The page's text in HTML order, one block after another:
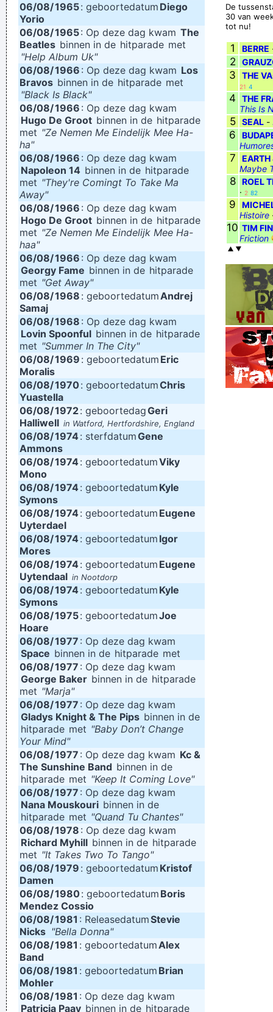
06/08/1965: geboortedatum Diego
Yorio
06/08/1965: Op deze dag kwam The
Beatles binnen in de hitparade met
"Help Album Uk"
06/08/1966 : Op deze dag kwam Los
Bravos binnen in de hitparade met
"Black Is Black"
06/08/1966 : Op deze dag kwam
Hugo De Groot binnen in de hitparade
met "Ze Nemen Me Eindelijk Mee Ha-
ha"
06/08/1966 : Op deze dag kwam
Napoleon 14 binnen in de hitparade
met "They're Comingt To Take Ma
Away"
06/08/1966 : Op deze dag kwam
Hogo De Groot binnen in de hitparade
met "Ze Nemen Me Eindelijk Mee Ha-
haa"
06/08/1966 : Op deze dag kwam
Georgy Fame binnen in de hitparade
met "Get Away"
06/08/1968 : geboortedatumAndrej
Samaj
06/08/1968 : Op deze dag kwam
Lovin Spoonful binnen in de hitparade
met "Summer In The City"
06/08/1969 : geboortedatum Eric
Moralis
06/08/1970: geboortedatumChris
Yuastella
06/08/1972: geboortedagGeri
Halliwell in Watford, Hertfordshire, England
06/08/1974 : sterfdatumGene
Ammons
06/08/1974: geboortedatumViky
Mono
06/08/1974 : geboortedatum Kyle
Symons
06/08/1974: geboortedatum Eugene
Uyterdael
06/08/1974 : geboortedatum Igor
Mores
06/08/1974: geboortedatum Eugene
Uytendaal in Nootdorp
06/08/1974 : geboortedatum Kyle
Symons
06/08/1975: geboortedatumJoe
Hoare
06/08/1977 : Op deze dag kwam
Space binnen in de hitparade met
06/08/1977 : Op deze dag kwam
George Baker binnen in de hitparade
met "Marja"
06/08/1977 : Op deze dag kwam
Gladys Knight & The Pips binnen in de
hitparade met "Baby Don’t Change
Your Mind"
06/08/1977 : Op deze dag kwam Kc &
The Sunshine Band binnen in de
hitparade met "Keep It Coming Love"
06/08/1977 : Op deze dag kwam
Nana Mouskouri binnen in de
hitparade met "Quand Tu Chantes"
06/08/1978 : Op deze dag kwam
Richard Myhill binnen in de hitparade
met "It Takes Two To Tango"
06/08/1979 : geboortedatum Kristof
Damen
06/08/1980: geboortedatum Boris
Mendez Cossio
06/08/1981 : ReleasedatumStevie
Nicks "Bella Donna"
06/08/1981 : geboortedatumAlex
Band
06/08/1981 : geboortedatum Brian
Mohler
06/08/1981 : Op deze dag kwam
Patricia Paay binnen in de hitparade
De
30 van
tot nu!
1 BERRE
2
3 THE
21 4
4
THE
This Is
5 SEAL -
6
7
EARTH
Maybe
8
ROEL
· 2 82
9
Histoire
10 TIM
Friction